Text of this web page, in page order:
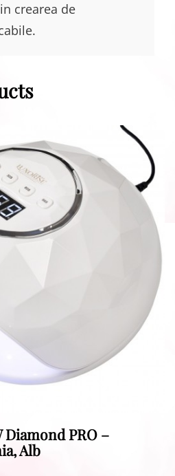
crearea de
Diamond PRO –
Alb